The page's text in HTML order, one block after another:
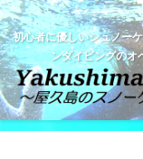
初心者に優しいシュノー
ンダイビングのオ